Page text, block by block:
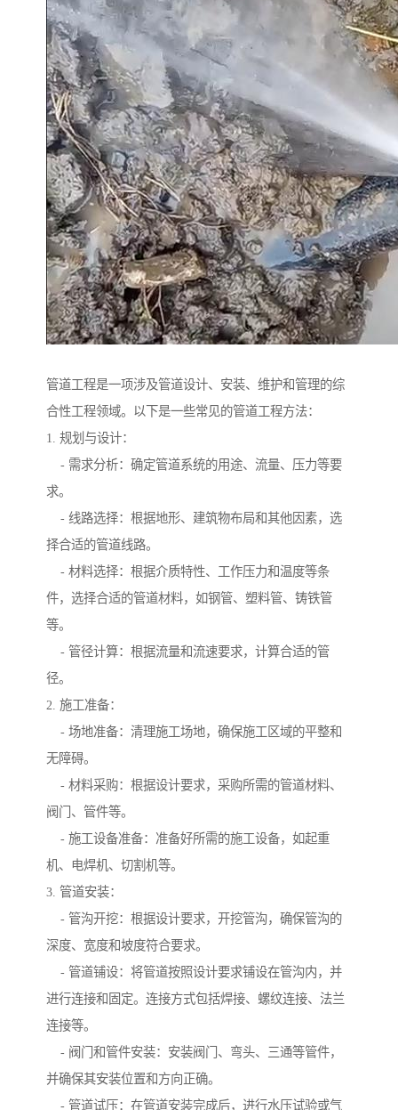
管道工程是一项涉及管道设计、安装、维护和管理的综
合性工程领域。以下是一些常见的管道工程方法：
1. 规划与设计：
- 需求分析：确定管道系统的用途、流量、压力等要
求。
- 线路选择：根据地形、建筑物布局和其他因素，选
择合适的管道线路。
- 材料选择：根据介质特性、工作压力和温度等条
件，选择合适的管道材料，如钢管、塑料管、铸铁管
等。
- 管径计算：根据流量和流速要求，计算合适的管
径。
2. 施工准备：
- 场地准备：清理施工场地，确保施工区域的平整和
无障碍。
- 材料采购：根据设计要求，采购所需的管道材料、
阀门、管件等。
- 施工设备准备：准备好所需的施工设备，如起重
机、电焊机、切割机等。
3. 管道安装：
- 管沟开挖：根据设计要求，开挖管沟，确保管沟的
深度、宽度和坡度符合要求。
- 管道铺设：将管道按照设计要求铺设在管沟内，并
进行连接和固定。连接方式包括焊接、螺纹连接、法兰
连接等。
- 阀门和管件安装：安装阀门、弯头、三通等管件，
并确保其安装位置和方向正确。
- 管道试压：在管道安装完成后，进行水压试验或气